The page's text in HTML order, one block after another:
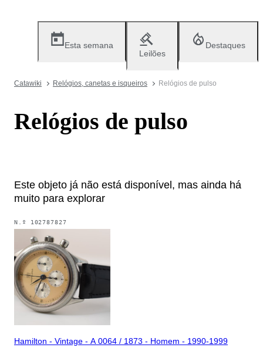
Esta semana
Leilões
Destaques
Catawiki Relógios, canetas e isqueiros Relógios de pulso
Relógios de pulso
Este objeto já não está disponível, mas ainda há
muito para explorar
N.º 102787827
Hamilton - Vintage - A 0064 / 1873 - Homem - 1990-1999